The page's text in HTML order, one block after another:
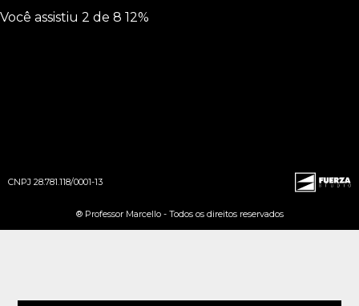
Você assistiu 2 de 8 12%
CNPJ 28.781.118/0001-13
® Professor Marcello - Todos os direitos reservados